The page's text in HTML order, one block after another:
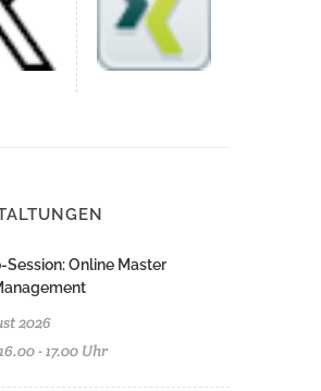
Session: Online Master
2026
- 17.00 Uhr